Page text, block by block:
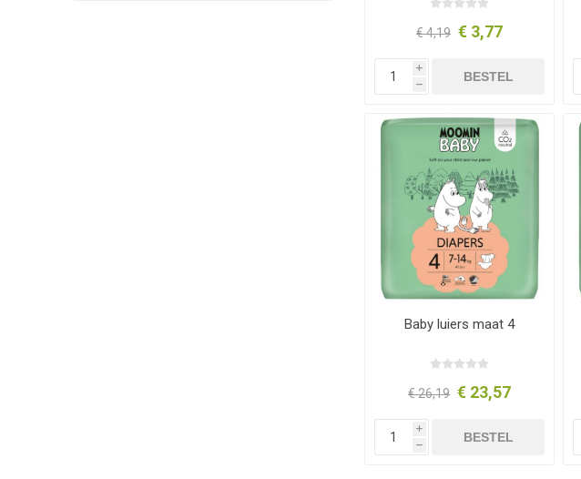
€ 4,19 € 3,77
i
h
BESTEL
Baby luiers maat 4
€ 26,19 € 23,57
i
h
BESTEL